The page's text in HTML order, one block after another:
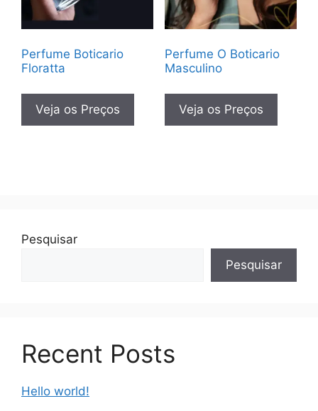
Perfume Boticario
Floratta
Veja os Preços
Perfume O Boticario
Masculino
Veja os Preços
Pesquisar
Pesquisar
Recent Posts
Hello world!